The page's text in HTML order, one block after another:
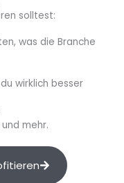
unabhängigen
zu bewahren und
zu
Bereich
kommenden
von Minor
wird Minor Hotels
Region betroffen?
solltest:
was die Branche
wirklich besser
mehr.